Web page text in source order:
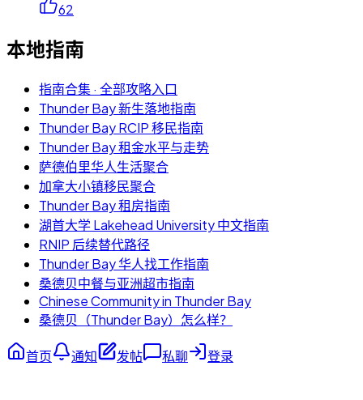
62
本地指南
指南合集 · 全部攻略入口
Thunder Bay 新生落地指南
Thunder Bay RCIP 移民指南
Thunder Bay 租金水平与走势
萨德伯里华人生活聚合
加拿大小镇移民聚合
Thunder Bay 租房指南
湖首大学 Lakehead University 中文指南
RNIP 后续替代路径
Thunder Bay 华人找工作指南
桑德贝中餐与亚洲超市指南
Chinese Community in Thunder Bay
桑德贝（Thunder Bay）怎么样？
首页 通知 发帖 私聊 登录